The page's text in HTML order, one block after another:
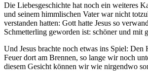
Die Liebesgeschichte hat noch ein weiteres
und seinem himmlischen Vater war nicht
verstanden hatten: Gott hatte Jesus so
Schmetterling geworden ist: schöner und mit
Und Jesus brachte noch etwas ins Spiel:
Feuer dort am Brennen, so lange wir noch
diesem Gesicht können wir wie nirgendwo